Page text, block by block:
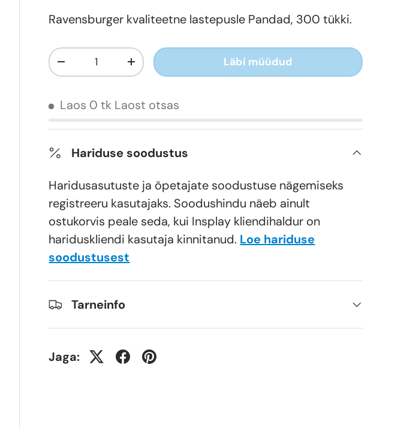
Ravensburger kvaliteetne lastepusle Pandad, 300 tükki.
Kogus
+ Läbi müüdud
Laos 0 tk Laost otsas
Hariduse soodustus
Haridusasutuste ja õpetajate soodustuse nägemiseks
registreeru kasutajaks. Soodushindu näeb ainult
ostukorvis peale seda, kui Insplay kliendihaldur on
hariduskliendi kasutaja kinnitanud. Loe hariduse
soodustusest
Tarneinfo
Jaga: